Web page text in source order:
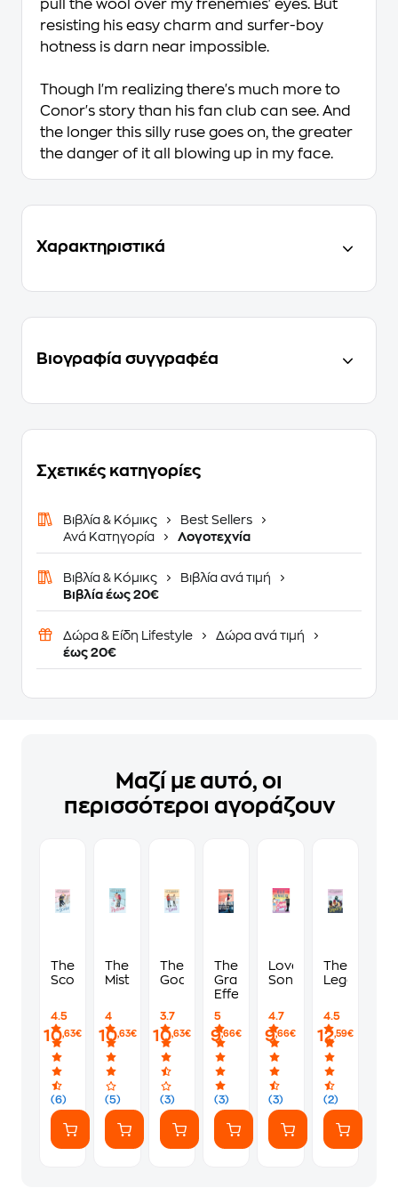
pull the wool over my frenemies' eyes. But
resisting his easy charm and surfer-boy
hotness is darn near impossible.
Though I'm realizing there's much more to
Conor's story than his fan club can see. And
the longer this silly ruse goes on, the greater
the danger of it all blowing up in my face.
Χαρακτηριστικά
Βιογραφία συγγραφέα
Σχετικές κατηγορίες
Βιβλία & Κόμικς
Best Sellers
Ανά Κατηγορία
Λογοτεχνία
Βιβλία & Κόμικς
Βιβλία ανά τιμή
Βιβλία έως 20€
Δώρα & Είδη Lifestyle
Δώρα ανά τιμή
έως 20€
Μαζί με αυτό, οι
περισσότεροι αγοράζουν
The
Score
4.5
(6)
10,63€
The
Mistake
4
(5)
10,63€
The
Goal
3.7
(3)
10,63€
The
Graham
Effect
5
(3)
9,66€
Love
Song
4.7
(3)
9,66€
The
Legacy
4.5
(2)
12,59€